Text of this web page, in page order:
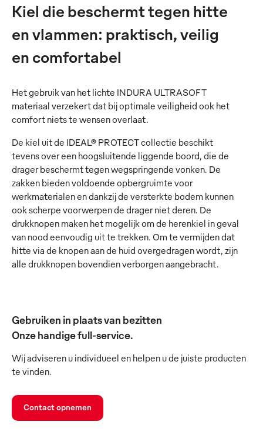
Kiel die beschermt tegen hitte
en vlammen: praktisch, veilig
en comfortabel
Het gebruik van het lichte INDURA ULTRASOFT
materiaal verzekert dat bij optimale veiligheid ook het
comfort niets te wensen overlaat.
De kiel uit de IDEAL® PROTECT collectie beschikt
tevens over een hoogsluitende liggende boord, die de
drager beschermt tegen wegspringende vonken. De
zakken bieden voldoende opbergruimte voor
werkmaterialen en dankzij de versterkte bodem kunnen
ook scherpe voorwerpen de drager niet deren. De
drukknopen maken het mogelijk om de herenkiel in geval
van nood eenvoudig uit te trekken. Om te vermijden dat
hitte via de knopen aan de huid overgedragen wordt, zijn
alle drukknopen bovendien verborgen aangebracht.
Gebruiken in plaats van bezitten
Onze handige full-service.
Wij adviseren u individueel en helpen u de juiste producten
te vinden.
Contact opnemen